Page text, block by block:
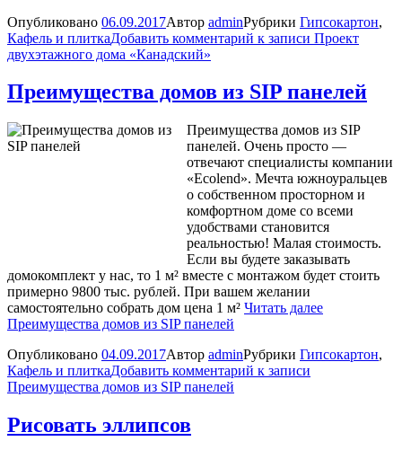
Опубликовано 06.09.2017Автор adminРубрики Гипсокартон,
Кафель и плиткаДобавить комментарий к записи Проект
двухэтажного дома «Канадский»
Преимущества домов из SIP панелей
Преимущества домов из SIP
панелей. Очень просто —
отвечают специалисты компании
«Ecolend». Мечта южноуральцев
о собственном просторном и
комфортном доме со всеми
удобствами становится
реальностью! Малая стоимость.
Если вы будете заказывать
домокомплект у нас, то 1 м² вместе с монтажом будет стоить
примерно 9800 тыс. рублей. При вашем желании
самостоятельно собрать дом цена 1 м² Читать далее
Преимущества домов из SIP панелей
Опубликовано 04.09.2017Автор adminРубрики Гипсокартон,
Кафель и плиткаДобавить комментарий к записи
Преимущества домов из SIP панелей
Рисовать эллипсов